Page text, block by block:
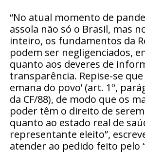
“No atual momento de
assola não só o Brasil, mas
inteiro, os fundamentos da
podem ser negligenciados,
quanto aos deveres de
transparência. Repise-se
emana do povo’ (art. 1º,
da CF/88), de modo que os
poder têm o direito de
quanto ao estado real de
representante eleito”,
atender ao pedido feito pelo